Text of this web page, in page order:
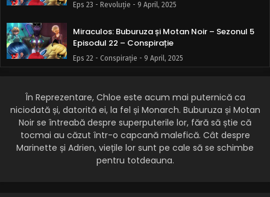
Eps 23 - Revoluție - 9 April, 2025
Miraculos: Buburuza și Motan Noir – Sezonul 5
Episodul 22 – Conspirație
Eps 22 - Conspirație - 9 April, 2025
Episodul 21 – Confruntare
Eps 21 - Confruntare - 9 April, 2025
Miraculos: Buburuza și Motan Noir – Sezonul 5
Episodul 20 – Revelare
Eps 20 - Revelare - 9 April, 2025
În Reprezentare, Chloe este acum mai puternică ca
niciodată și, datorită ei, la fel și Monarch. Buburuza și Motan
Noir se întreabă despre superputerile lor, fără să știe că
tocmai au căzut într-o capcană malefică. Cât despre
Marinette și Adrien, viețile lor sunt pe cale să se schimbe
pentru totdeauna.